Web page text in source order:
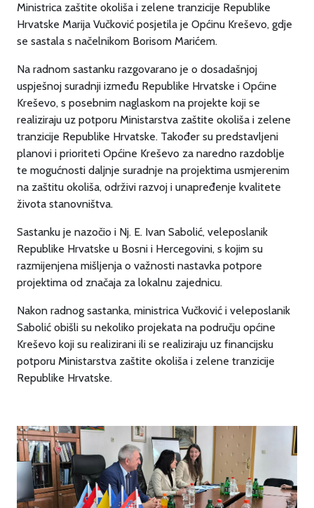
Ministrica zaštite okoliša i zelene tranzicije Republike
Hrvatske Marija Vučković posjetila je Općinu Kreševo, gdje
se sastala s načelnikom Borisom Marićem.
Na radnom sastanku razgovarano je o dosadašnjoj
uspješnoj suradnji između Republike Hrvatske i Općine
Kreševo, s posebnim naglaskom na projekte koji se
realiziraju uz potporu Ministarstva zaštite okoliša i zelene
tranzicije Republike Hrvatske. Također su predstavljeni
planovi i prioriteti Općine Kreševo za naredno razdoblje
te mogućnosti daljnje suradnje na projektima usmjerenim
na zaštitu okoliša, održivi razvoj i unapređenje kvalitete
života stanovništva.
Sastanku je nazočio i Nj. E. Ivan Sabolić, veleposlanik
Republike Hrvatske u Bosni i Hercegovini, s kojim su
razmijenjena mišljenja o važnosti nastavka potpore
projektima od značaja za lokalnu zajednicu.
Nakon radnog sastanka, ministrica Vučković i veleposlanik
Sabolić obišli su nekoliko projekata na području općine
Kreševo koji su realizirani ili se realiziraju uz financijsku
potporu Ministarstva zaštite okoliša i zelene tranzicije
Republike Hrvatske.